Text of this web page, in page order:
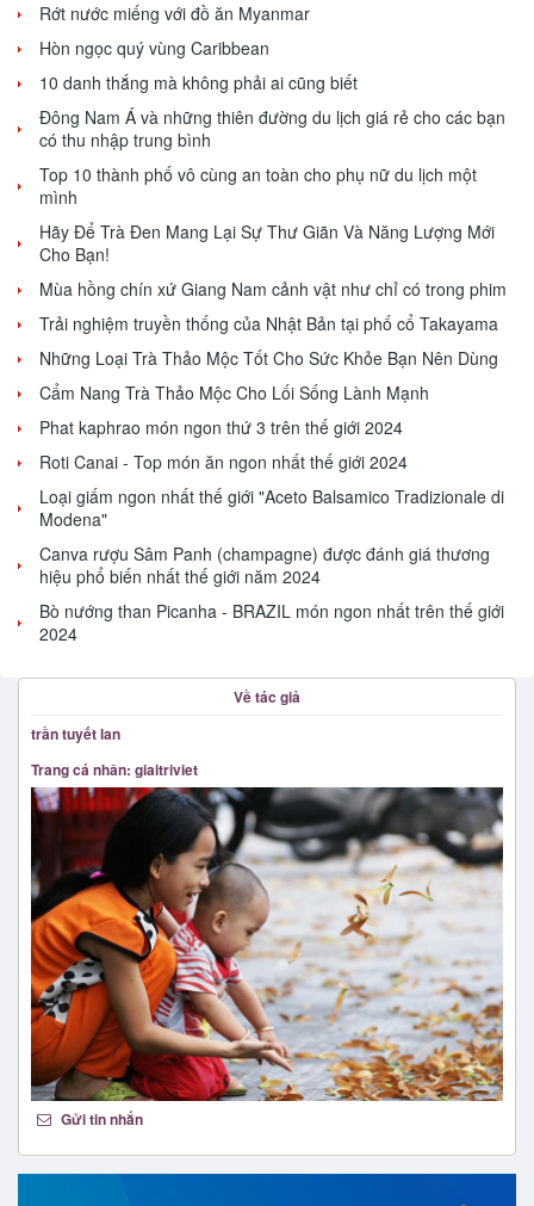
Rớt nước miếng với đồ ăn Myanmar
Hòn ngọc quý vùng Caribbean
10 danh thắng mà không phải ai cũng biết
Đông Nam Á và những thiên đường du lịch giá rẻ cho các bạn
có thu nhập trung bình
Top 10 thành phố vô cùng an toàn cho phụ nữ du lịch một
mình
Hãy Để Trà Đen Mang Lại Sự Thư Giãn Và Năng Lượng Mới
Cho Bạn!
Mùa hồng chín xứ Giang Nam cảnh vật như chỉ có trong phim
Trải nghiệm truyền thống của Nhật Bản tại phố cổ Takayama
Những Loại Trà Thảo Mộc Tốt Cho Sức Khỏe Bạn Nên Dùng
Cẩm Nang Trà Thảo Mộc Cho Lối Sống Lành Mạnh
Phat kaphrao món ngon thứ 3 trên thế giới 2024
Roti Canai - Top món ăn ngon nhất thế giới 2024
Loại giấm ngon nhất thế giới "Aceto Balsamico Tradizionale di
Modena"
Canva rượu Sâm Panh (champagne) được đánh giá thương
hiệu phổ biến nhất thế giới năm 2024
Bò nướng than Picanha - BRAZIL món ngon nhất trên thế giới
2024
Về tác giả
trần tuyết lan
Trang cá nhân: giaitriviet
Gửi tin nhắn